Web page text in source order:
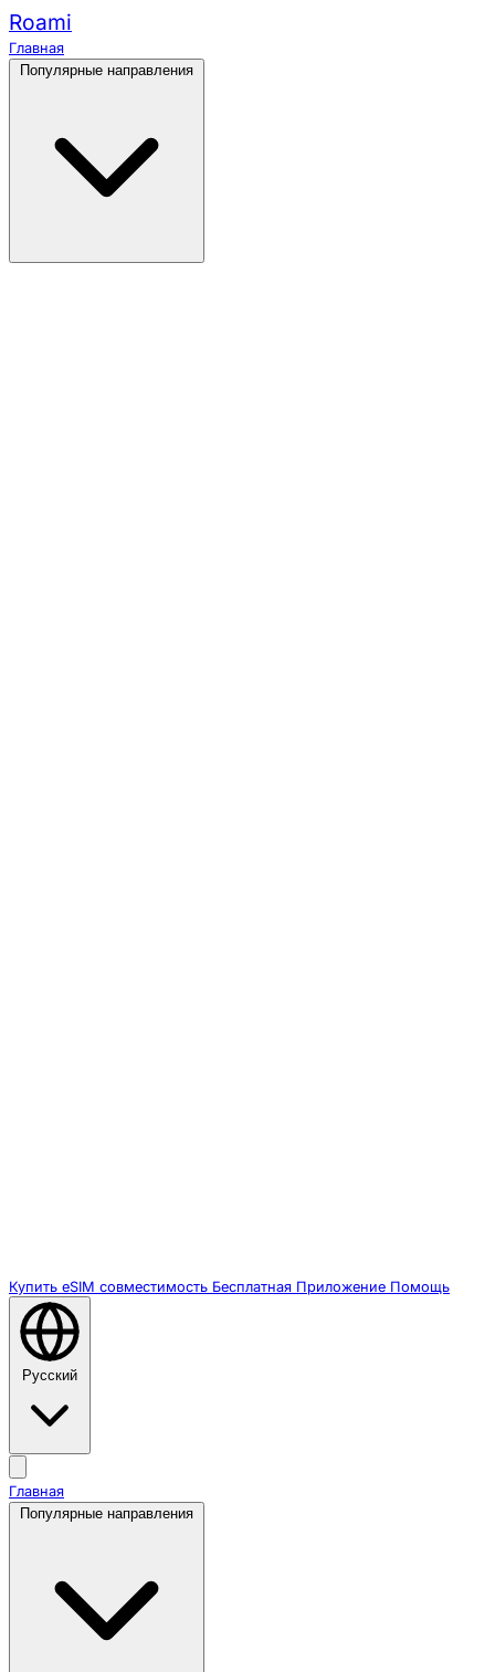
Roami
Главная
Популярные направления
Купить eSIM совместимость Бесплатная Приложение Помощь
Русский
Главная
Популярные направления